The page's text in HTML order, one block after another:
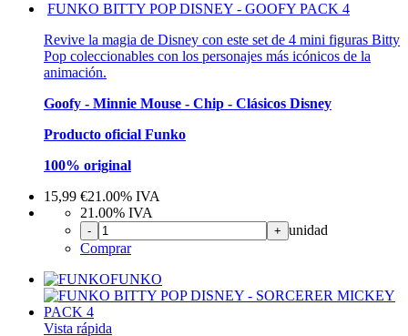
FUNKO BITTY POP DISNEY - GOOFY PACK 4
Revive la magia de Disney con este set de 4 mini figuras Bitty
Pop coleccionables con los personajes más icónicos de la
animación.
Goofy - Minnie Mouse - Chip - Clásicos Disney
Producto oficial Funko
100% original
15,99 €21.00% IVA
21.00% IVA
- + unidad
Comprar
FUNKO
Vista rápida